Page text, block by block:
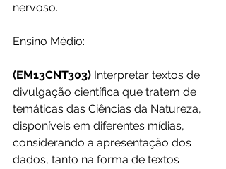
nervoso.
Ensino Médio:
(EM13CNT303) Interpretar textos de
divulgação científica que tratem de
temáticas das Ciências da Natureza,
disponíveis em diferentes mídias,
considerando a apresentação dos
dados, tanto na forma de textos